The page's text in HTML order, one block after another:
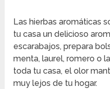
Las hierbas aromáticas
tu casa un delicioso
escarabajos, prepara
menta, laurel, romero o
toda tu casa, el olor
muy lejos de tu hogar.